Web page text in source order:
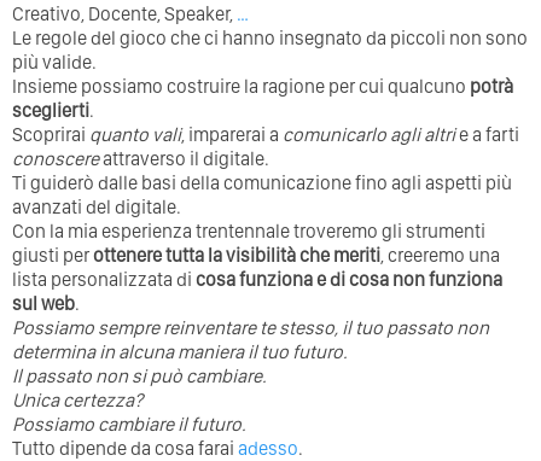
Creativo, Docente, Speaker, …
Le regole del gioco che ci hanno insegnato da piccoli non sono
più valide.
Insieme possiamo costruire la ragione per cui qualcuno potrà
sceglierti.
Scoprirai quanto vali, imparerai a comunicarlo agli altrie a farti
conoscereattraverso il digitale.
Ti guiderò dalle basi della comunicazione fino agli aspetti più
avanzati del digitale.
Con la mia esperienza trentennale troveremo gli strumenti
giusti perottenere tutta la visibilità che meriti, creeremo una
lista personalizzata di cosa funziona e di cosa non funziona
sul web.
Possiamo sempre reinventare te stesso, il tuo passato non
determina in alcuna maniera il tuo futuro. ⁣
⁣Il passato non si può cambiare.
Unica certezza?
Possiamo cambiare il futuro.
Tutto dipende da cosa farai adesso.